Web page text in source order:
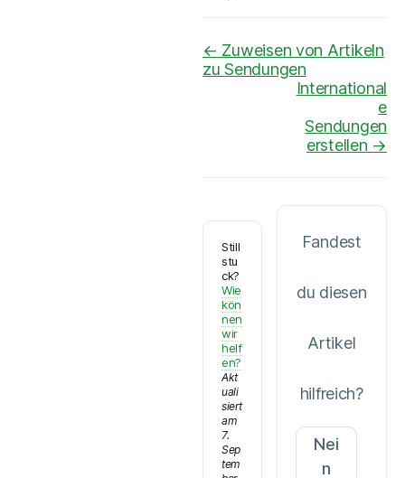
Navigation
← Zuweisen von Artikeln
zu Sendungen
International
e
Sendungen
erstellen →
Still
stu
ck?
Wie
kön
nen
wir
helf
en?
Akt
uali
siert
am
7.
Sep
tem
Fandest
du diesen
Artikel
hilfreich?
Nei
n